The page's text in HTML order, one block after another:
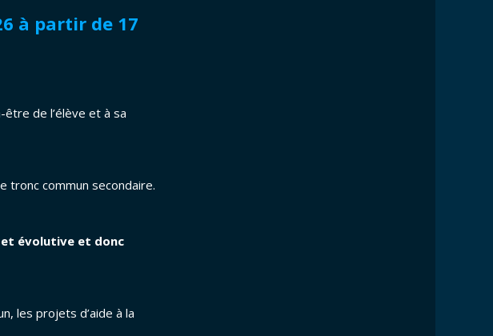
à partir de 17
être de l’élève et à sa
tronc commun secondaire.
évolutive et donc
les projets d’aide à la